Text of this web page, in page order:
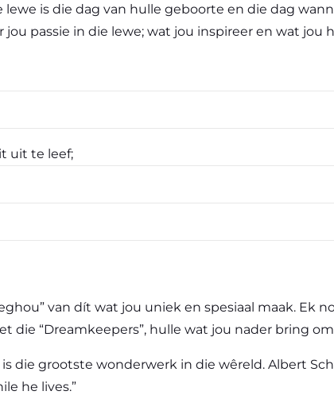
is die dag van hulle geboorte en die dag
passie in die lewe; wat jou inspireer en wat jou
uit te leef;
van dít wat jou uniek en spesiaal maak. Ek
die “Dreamkeepers”, hulle wat jou nader bring
grootste wonderwerk in die wêreld. Albert
he lives.”